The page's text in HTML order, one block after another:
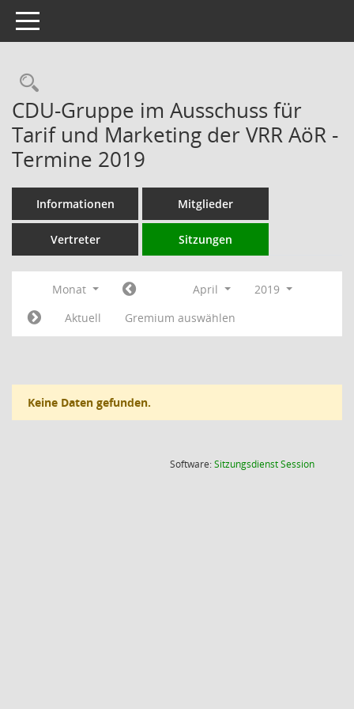
Toggle navigation
Rechercheauswahl
CDU-Gruppe im Ausschuss für
Tarif und Marketing der VRR AöR -
Termine 2019
Informationen Mitglieder
Vertreter Sitzungen
Monat April
2019
Aktuell
Gremium auswählen
Keine Daten gefunden.
Software:SitzungsdienstSession(Wird in